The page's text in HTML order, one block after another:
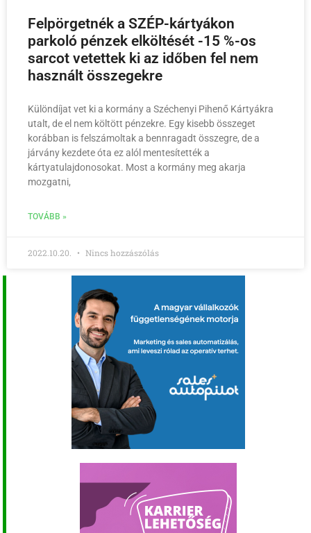
Felpörgetnék a SZÉP-kártyákon
parkoló pénzek elköltését -15 %-os
sarcot vetettek ki az időben fel nem
használt összegekre
Különdíjat vet ki a kormány a Széchenyi Pihenő Kártyákra
utalt, de el nem költött pénzekre. Egy kisebb összeget
korábban is felszámoltak a bennragadt összegre, de a
járvány kezdete óta ez alól mentesítették a
kártyatulajdonosokat. Most a kormány meg akarja
mozgatni,
TOVÁBB »
2022.10.20. Nincs hozzászólás